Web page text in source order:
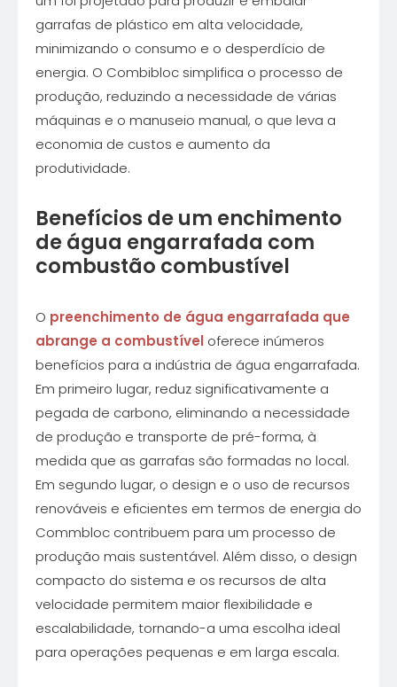
garrafas de plástico em alta velocidade,
minimizando o consumo e o desperdício de
energia. O Combibloc simplifica o processo de
produção, reduzindo a necessidade de várias
máquinas e o manuseio manual, o que leva a
economia de custos e aumento da
produtividade.
Benefícios de um enchimento
de água engarrafada com
combustão combustível
O preenchimento de água engarrafada que
abrange a combustível oferece inúmeros
benefícios para a indústria de água engarrafada.
Em primeiro lugar, reduz significativamente a
pegada de carbono, eliminando a necessidade
de produção e transporte de pré-forma, à
medida que as garrafas são formadas no local.
Em segundo lugar, o design e o uso de recursos
renováveis ​​e eficientes em termos de energia do
Commbloc contribuem para um processo de
produção mais sustentável. Além disso, o design
compacto do sistema e os recursos de alta
velocidade permitem maior flexibilidade e
escalabilidade, tornando-a uma escolha ideal
para operações pequenas e em larga escala.